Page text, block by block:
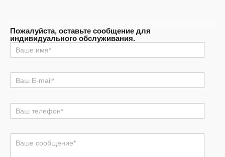
Пожалуйста, оставьте сообщение для
индивидуального обслуживания.
称
邮
话
论